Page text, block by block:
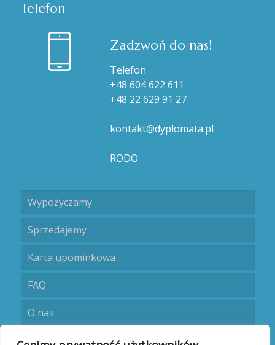
Telefon
Zadzwoń do nas!
Telefon
+48 604 622 611
+48 22 629 91 27
kontakt@dyplomata.pl
RODO
Wypożyczamy
Sprzedajemy
Karta upominkowa
FAQ
O nas
Umów się